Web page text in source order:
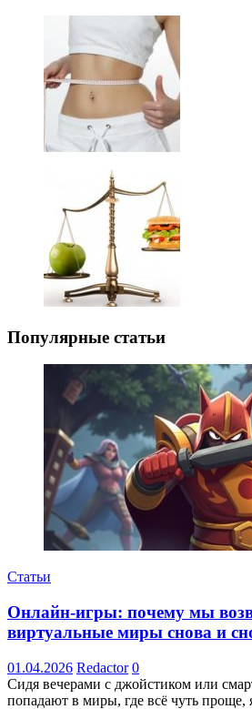
Популярные статьи
Статьи
Онлайн-игры: почему мы
виртуальные миры снова и
01.04.2026 Redactor 0
Сидя вечерами с джойстиком или
попадают в миры, где всё чуть проще,